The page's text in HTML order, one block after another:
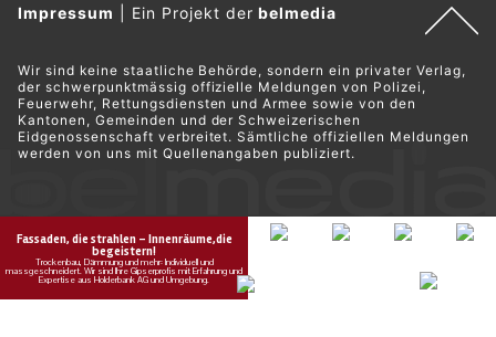
Impressum Ein Projekt derbelmedia
Wir sind keine staatliche Behörde, sondern ein privater Verlag,
der schwerpunktmässig offizielle Meldungen von Polizei,
Feuerwehr, Rettungsdiensten und Armee sowie von den
Kantonen, Gemeinden und der Schweizerischen
Eidgenossenschaft verbreitet. Sämtliche offiziellen Meldungen
werden von uns mit Quellenangaben publiziert.